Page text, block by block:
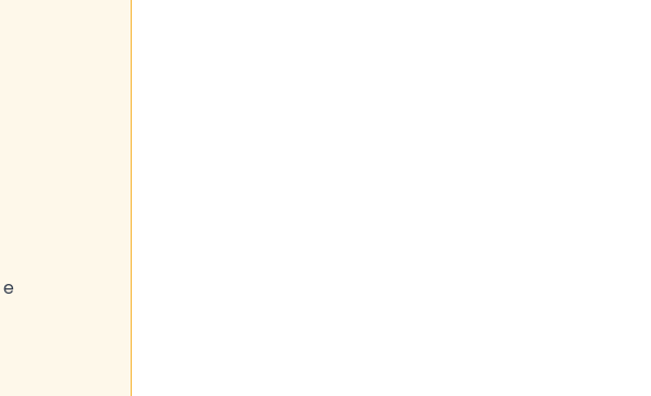
e